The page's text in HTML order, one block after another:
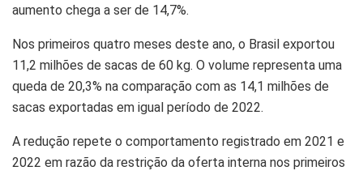
aumento chega a ser de 14,7%.
Nos primeiros quatro meses deste ano, o Brasil exportou
11,2 milhões de sacas de 60 kg. O volume representa uma
queda de 20,3% na comparação com as 14,1 milhões de
sacas exportadas em igual período de 2022.
A redução repete o comportamento registrado em 2021 e
2022 em razão da restrição da oferta interna nos primeiros